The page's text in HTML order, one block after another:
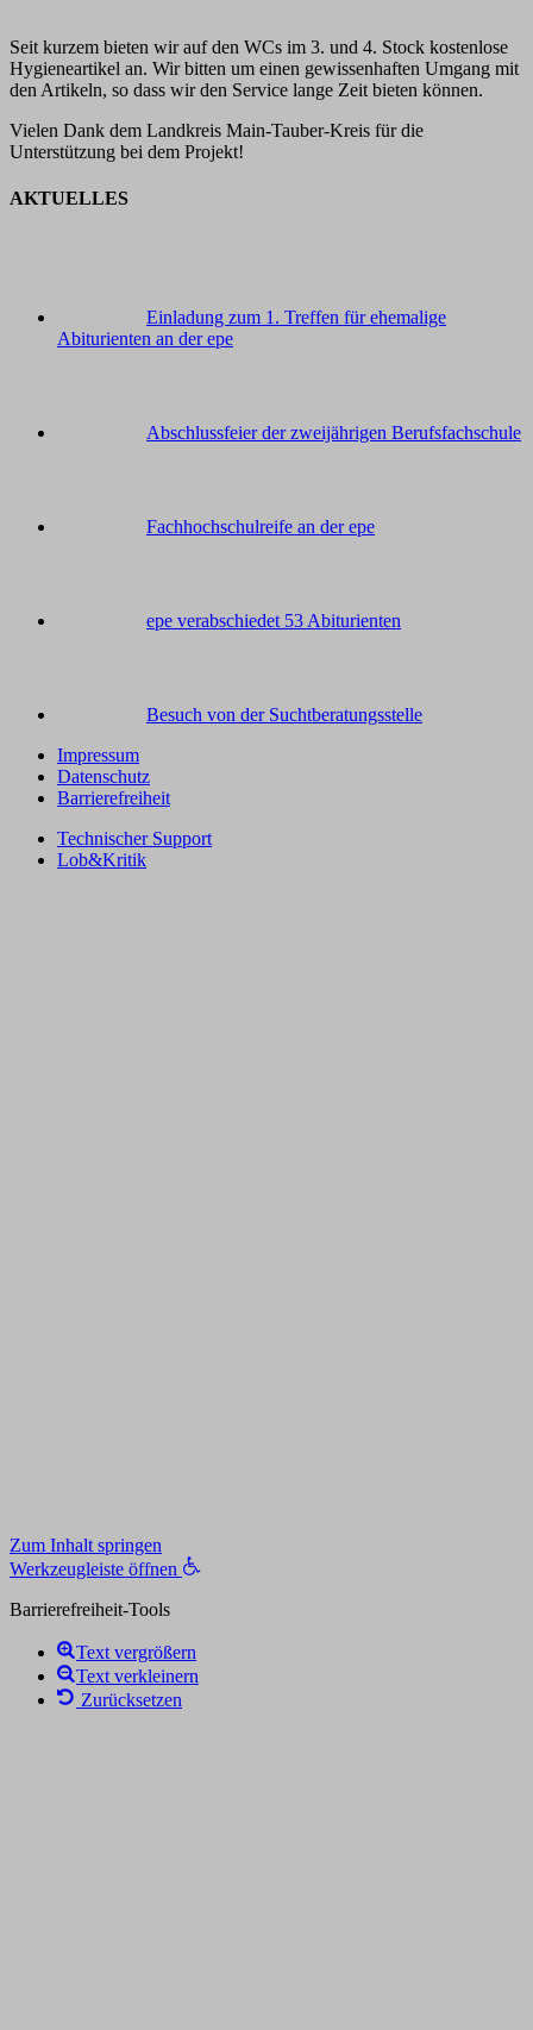
Seit kurzem bieten wir auf den WCs im 3. und 4. Stock kostenlose
Hygieneartikel an. Wir bitten um einen gewissenhaften Umgang mit
den Artikeln, so dass wir den Service lange Zeit bieten können.
Vielen Dank dem Landkreis Main-Tauber-Kreis für die
Unterstützung bei dem Projekt!
AKTUELLES
Einladung zum 1. Treffen für ehemalige
Abiturienten an der epe
Abschlussfeier der zweijährigen Berufsfachschule
Fachhochschulreife an der epe
epe verabschiedet 53 Abiturienten
Besuch von der Suchtberatungsstelle
Impressum
Datenschutz
Barrierefreiheit
Technischer Support
Lob&Kritik
Zum Inhalt springen
Werkzeugleiste öffnen
Barrierefreiheit-Tools
Text vergrößern
Text verkleinern
Zurücksetzen